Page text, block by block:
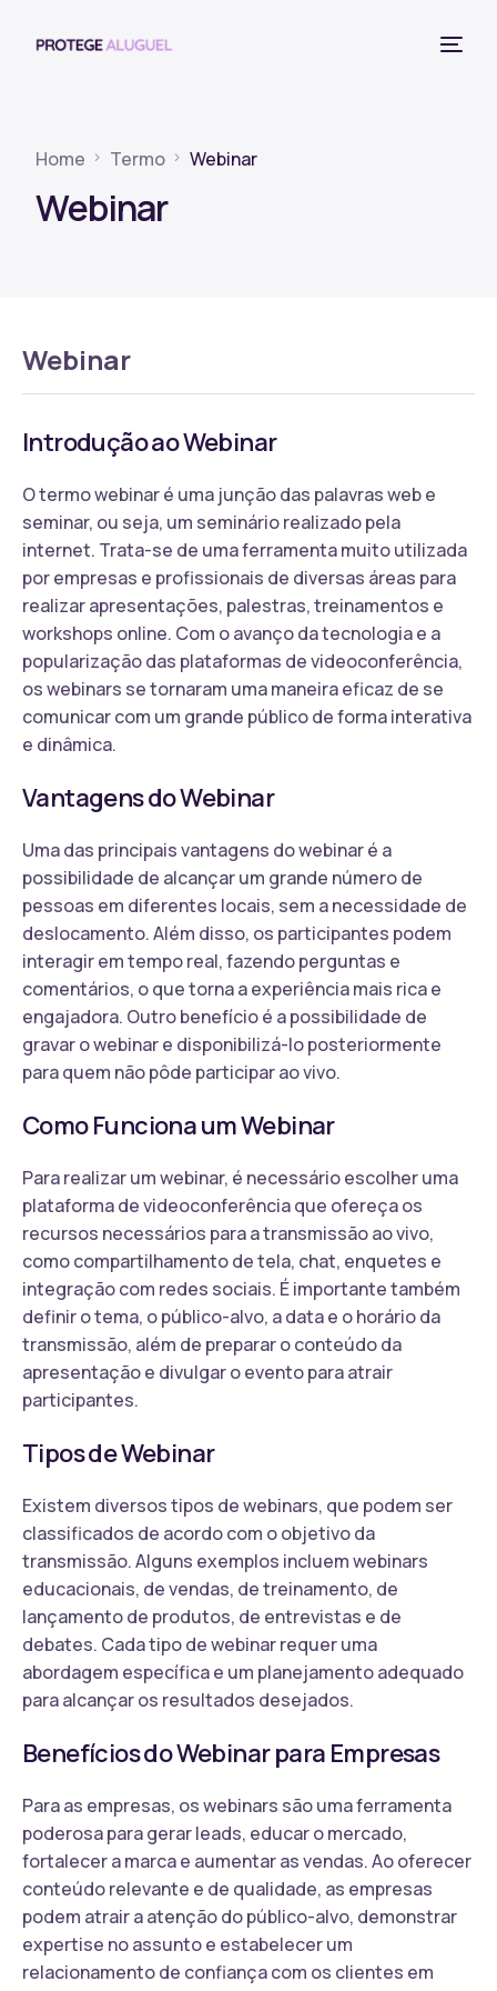
Home Termo Webinar
Webinar
Webinar
Introdução ao Webinar
O termo webinar é uma junção das palavras web e
seminar, ou seja, um seminário realizado pela
internet. Trata-se de uma ferramenta muito utilizada
por empresas e profissionais de diversas áreas para
realizar apresentações, palestras, treinamentos e
workshops online. Com o avanço da tecnologia e a
popularização das plataformas de videoconferência,
os webinars se tornaram uma maneira eficaz de se
comunicar com um grande público de forma interativa
e dinâmica.
Vantagens do Webinar
Uma das principais vantagens do webinar é a
possibilidade de alcançar um grande número de
pessoas em diferentes locais, sem a necessidade de
deslocamento. Além disso, os participantes podem
interagir em tempo real, fazendo perguntas e
comentários, o que torna a experiência mais rica e
engajadora. Outro benefício é a possibilidade de
gravar o webinar e disponibilizá-lo posteriormente
para quem não pôde participar ao vivo.
Como Funciona um Webinar
Para realizar um webinar, é necessário escolher uma
plataforma de videoconferência que ofereça os
recursos necessários para a transmissão ao vivo,
como compartilhamento de tela, chat, enquetes e
integração com redes sociais. É importante também
definir o tema, o público-alvo, a data e o horário da
transmissão, além de preparar o conteúdo da
apresentação e divulgar o evento para atrair
participantes.
Tipos de Webinar
Existem diversos tipos de webinars, que podem ser
classificados de acordo com o objetivo da
transmissão. Alguns exemplos incluem webinars
educacionais, de vendas, de treinamento, de
lançamento de produtos, de entrevistas e de
debates. Cada tipo de webinar requer uma
abordagem específica e um planejamento adequado
para alcançar os resultados desejados.
Benefícios do Webinar para Empresas
Para as empresas, os webinars são uma ferramenta
poderosa para gerar leads, educar o mercado,
fortalecer a marca e aumentar as vendas. Ao oferecer
conteúdo relevante e de qualidade, as empresas
podem atrair a atenção do público-alvo, demonstrar
expertise no assunto e estabelecer um
relacionamento de confiança com os clientes em